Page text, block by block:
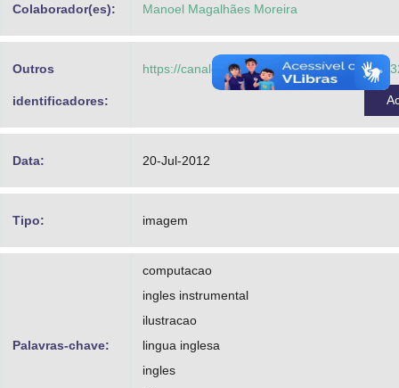
Colaborador(es): Manoel Magalhães Moreira
Outros
identificadores:
https://canalcederj.cecierj.edu.br/recurso/
Data: 20-Jul-2012
Tipo: imagem
Palavras-chave:
computacao
ingles instrumental
ilustracao
lingua inglesa
ingles